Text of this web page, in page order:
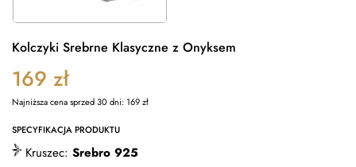
Kolczyki Srebrne Klasyczne z Onyksem
169 zł
Najniższa cena sprzed 30 dni:169zł
SPECYFIKACJA PRODUKTU
Kruszec: Srebro 925